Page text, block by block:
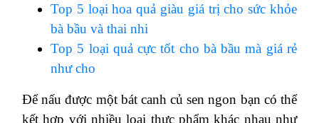
Top 5 loại hoa quả giàu giá trị cho sức khỏe
bà bầu và thai nhi
Top 5 loại quả cực tốt cho bà bầu mà giá rẻ
như cho
Để nấu được một bát canh củ sen ngon bạn có thể
kết hợp với nhiều loại thực phẩm khác nhau như